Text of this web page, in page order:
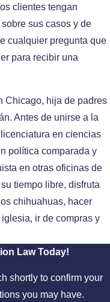
clientes tengan
sus casos y de
cualquier pregunta que
para recibir una
Chicago, hija de padres
Antes de unirse a la
en ciencias
política comparada y
en otras oficinas de
tiempo libre, disfruta
chihuahuas, hacer
ir de compras y
Law Today!
shortly to confirm your
you may have.